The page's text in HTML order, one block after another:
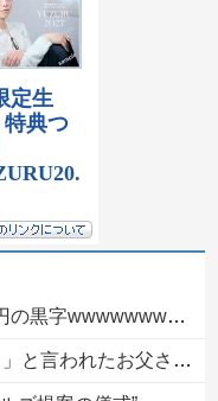
さん、グレるｗｗｗｗｗｗｗ